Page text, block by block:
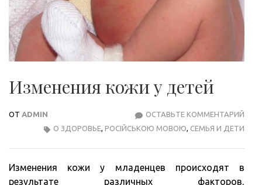
Изменения кожи у детей
ОТ ADMIN ОСТАВЬТЕ КОММЕНТАРИЙ
О ЗДОРОВЬЕ, РОСІЙСЬКОЮ МОВОЮ, СЕМЬЯ И ДЕТИ
Изменения кожи у младенцев происходят в
результате различных факторов,